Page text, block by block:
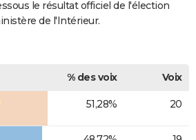
le résultat officiel de l'élection
de l'Intérieur.
% des voix
Voix
51,28% 20